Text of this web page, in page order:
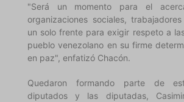
"Será un momento para el
organizaciones sociales,
un solo frente para exigir respeto a
pueblo venezolano en su firme
en paz", enfatizó Chacón.
Quedaron formando parte de
diputados y las diputadas,